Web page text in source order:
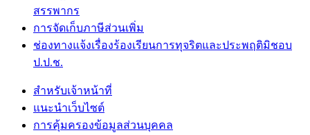
สรรพากร
การจัดเก็บภาษีส่วนเพิ่ม
ช่องทางแจ้งเรื่องร้องเรียนการทุจริตและประพฤติมิชอบ
ป.ป.ช.
สำหรับเจ้าหน้าที่
แนะนำเว็บไซต์
การคุ้มครองข้อมูลส่วนบุคคล